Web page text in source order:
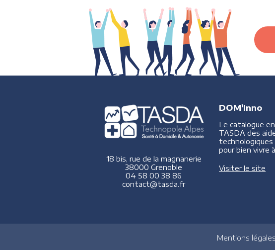
18 bis, rue de la magnanerie
38000 Grenoble
04 58 00 38 86
contact@tasda.fr
DOM'Inno
Le catalogue
TASDA des
pour bien vivre
Visiter le site
Mentions légales